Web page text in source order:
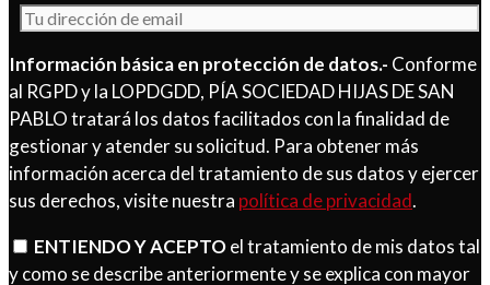
Información básica en protección de datos.- Conforme
al RGPD y la LOPDGDD, PÍA SOCIEDAD HIJAS DE SAN
PABLO tratará los datos facilitados con la finalidad de
gestionar y atender su solicitud. Para obtener más
información acerca del tratamiento de sus datos y ejercer
sus derechos, visite nuestra política de privacidad.
ENTIENDO Y ACEPTOel tratamiento de mis datos tal
y como se describe anteriormente y se explica con mayor